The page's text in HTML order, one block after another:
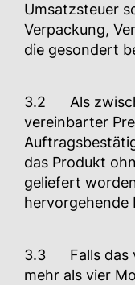
Umsatzsteuer
Verpackung,
die gesondert
3.2 Als
vereinbarter
das Produkt
geliefert
hervorgehende
3.3 Falls das
mehr als vier